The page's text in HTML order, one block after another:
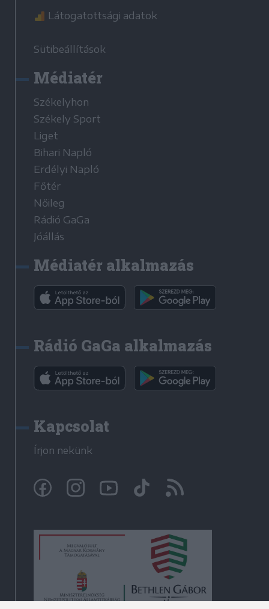
Látogatottsági adatok
Sütibeállítások
Médiatér
Székelyhon
Székely Sport
Liget
Bihari Napló
Erdélyi Napló
Főtér
Nőileg
Rádió GaGa
Jóállás
Médiatér alkalmazás
Rádió GaGa alkalmazás
Kapcsolat
Írjon nekünk